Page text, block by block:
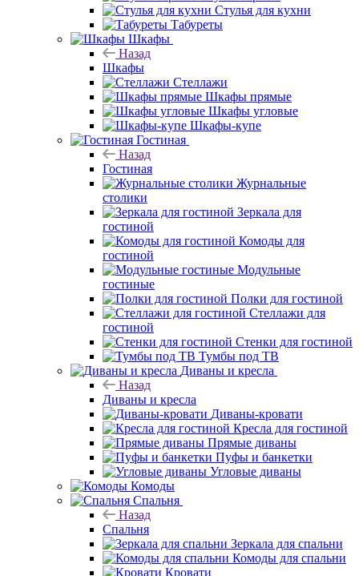
Стулья для кухни
Табуреты
Шкафы
Назад
Шкафы
Стеллажи
Шкафы прямые
Шкафы угловые
Шкафы-купе
Гостиная
Назад
Гостиная
Журнальные
столики
Зеркала для
гостиной
Комоды для
гостиной
Модульные
гостиные
Полки для гостиной
Стеллажи для
гостиной
Стенки для гостиной
Тумбы под ТВ
Диваны и кресла
Назад
Диваны и кресла
Диваны-кровати
Кресла для гостиной
Прямые диваны
Пуфы и банкетки
Угловые диваны
Комоды
Спальня
Назад
Спальня
Зеркала для спальни
Комоды для спальни
Кровати